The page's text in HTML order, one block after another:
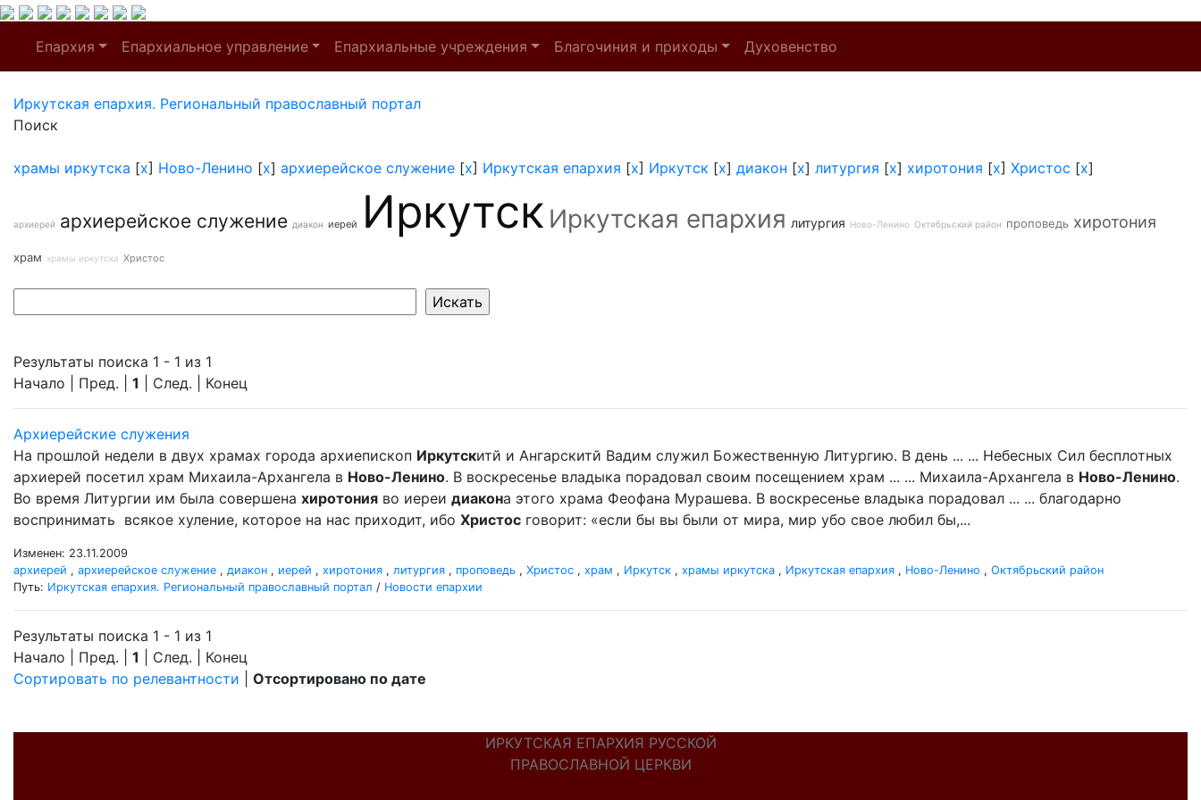
Епархия Епархиальное управление Епархиальные учреждения Благочиния и приходы Духовенство
Иркутская епархия. Региональный православный портал
Поиск
храмы иркутска [x] Ново-Ленино [x] архиерейское служение [x] Иркутская епархия [x] Иркутск [x] диакон [x] литургия [x] хиротония [x] Христос [x]
архиерей архиерейское служение диакон иерей Иркутск Иркутская епархия литургия Ново-Ленино Октябрьский район проповедь хиротония
храм храмы иркутска Христос
Результаты поиска 1 - 1 из 1
Начало | Пред. | 1 | След. | Конец
Архиерейские служения
На прошлой недели в двух храмах города архиепископ Иркутскитй и Ангарскитй Вадим служил Божественную Литургию. В день ... ... Небесных Сил бесплотных
архиерей посетил храм Михаила-Архангела в Ново-Ленино. В воскресенье владыка порадовал своим посещением храм ... ... Михаила-Архангела в Ново-Ленино.
Во время Литургии им была совершена хиротония во иереи диакона этого храма Феофана Мурашева. В воскресенье владыка порадовал ... ... благодарно
воспринимать всякое хуление, которое на нас приходит, ибо Христос говорит: «если бы вы были от мира, мир убо свое любил бы,...
Изменен: 23.11.2009
архиерей , архиерейское служение , диакон , иерей , хиротония , литургия , проповедь , Христос , храм , Иркутск , храмы иркутска , Иркутская епархия , Ново-Ленино , Октябрьский район
Путь: Иркутская епархия. Региональный православный портал / Новости епархии
Результаты поиска 1 - 1 из 1
Начало | Пред. | 1 | След. | Конец
Сортировать по релевантности
Отсортировано по дате
ИРКУТСКАЯ ЕПАРХИЯ РУССКОЙ
ПРАВОСЛАВНОЙ ЦЕРКВИ